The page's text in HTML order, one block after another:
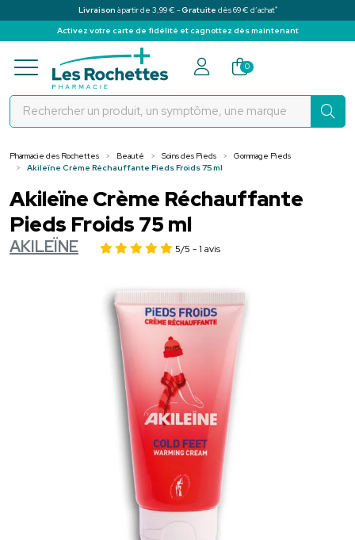
Livraison à partir de 3,99 € -Gratuite dès 69 € d’achat*
Activez votre carte de fidélité et cagnottez dès maintenant
Pharmacie des Rochettes Votre
0
Pharmacie des Rochettes Beauté Soins des Pieds
Gommage Pieds
Akileïne Crème Réchauffante Pieds Froids 75 ml
Akileïne Crème Réchauffante
Pieds Froids 75 ml
AKILEÏNE 5/5 - 1 avis